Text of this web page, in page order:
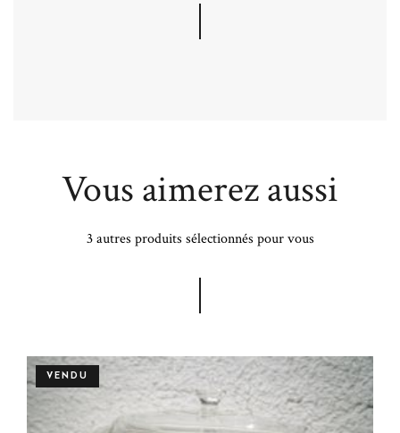
Vous aimerez aussi
3 autres produits sélectionnés pour vous
VENDU